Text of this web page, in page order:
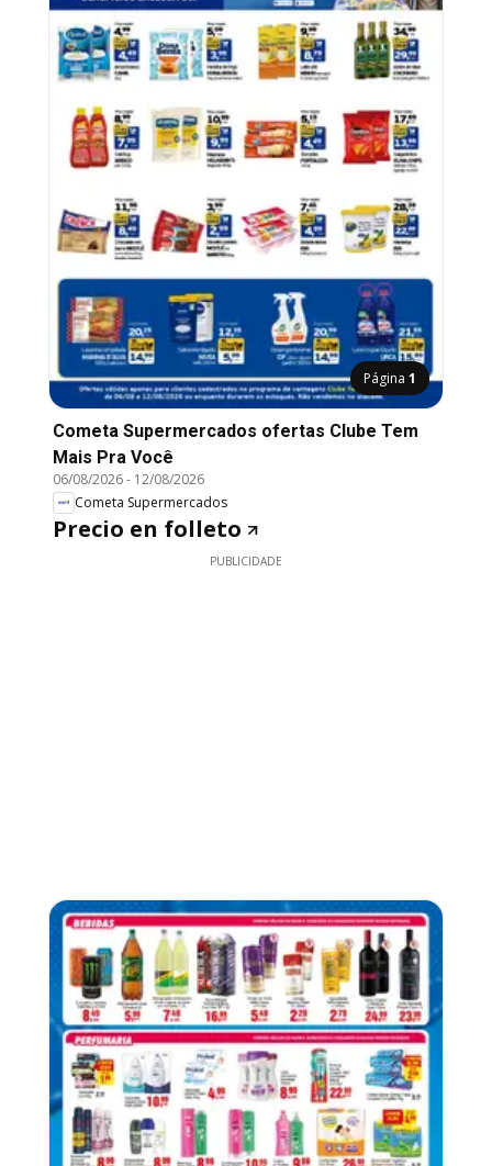
Página 1
Cometa Supermercados ofertas Clube Tem
Mais Pra Você
06/08/2026- 12/08/2026
Cometa Supermercados
Precio en folleto
PUBLICIDADE